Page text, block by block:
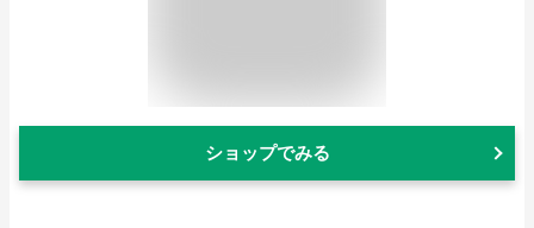
ショップでみる